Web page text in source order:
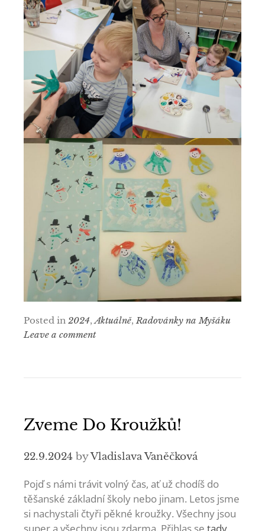
Posted in 2024, Aktuálně, Radovánky na Myšáku
Leave a comment
Zveme Do Kroužků!
22.9.2024 byVladislava Vaněčková
Pojď s námi trávit volný čas, ať už chodíš do
těšanské základní školy nebo jinam. Letos jsme
si nachystali čtyři pěkné kroužky. Všechny jsou
super a všechny jsou zdarma. Přihlas se tady